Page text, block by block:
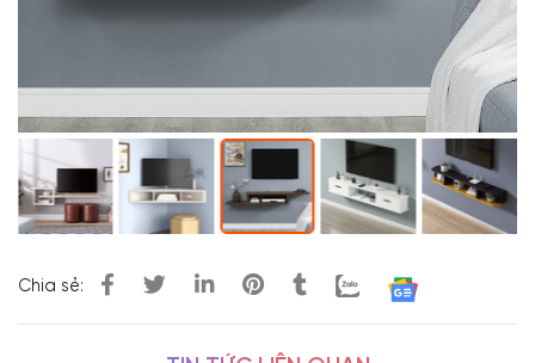
Chia sẻ: